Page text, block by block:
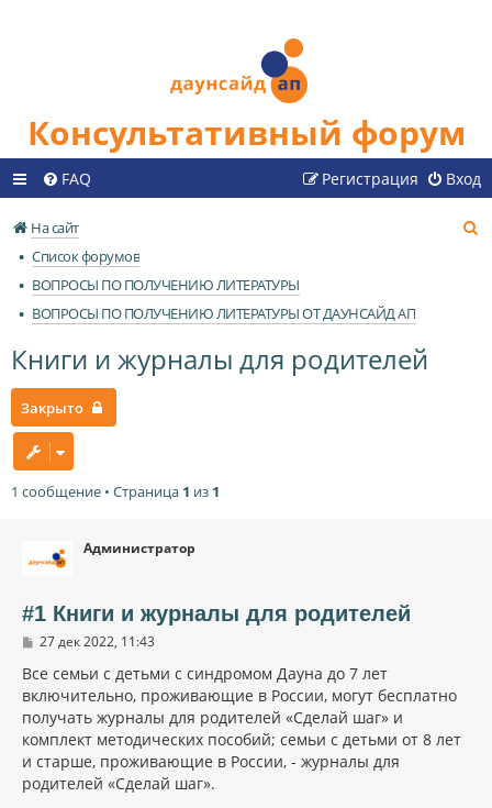
Консультативный форум
FAQ Вход
Регистрация
На сайт
Список форумов
ВОПРОСЫ ПО ПОЛУЧЕНИЮ ЛИТЕРАТУРЫ
ВОПРОСЫ ПО ПОЛУЧЕНИЮ ЛИТЕРАТУРЫ ОТ ДАУНСАЙД АП
Книги и журналы для родителей
Закрыто
1 сообщение • Страница 1 из 1
Администратор
#1 Книги и журналы для родителей
С
о
щ
е
н
и
е
27 дек 2022, 11:43
Все семьи с детьми с синдромом Дауна до 7 лет
включительно, проживающие в России, могут бесплатно
получать журналы для родителей «Сделай шаг» и
комплект методических пособий; семьи с детьми от 8 лет
и старше, проживающие в России, - журналы для
родителей «Сделай шаг».